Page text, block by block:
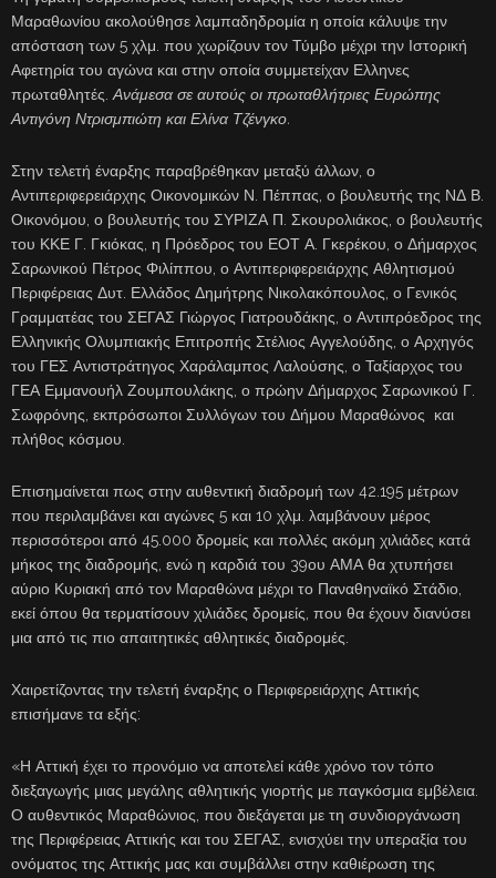
Μαραθωνίου ακολούθησε λαμπαδηδρομία η οποία κάλυψε την
απόσταση των 5 χλμ. που χωρίζουν τον Τύμβο μέχρι την Ιστορική
Αφετηρία του αγώνα και στην οποία συμμετείχαν Ελληνες
πρωταθλητές.Ανάμεσα σε αυτούς οι πρωταθλήτριες Ευρώπης
Αντιγόνη Ντρισμπιώτη και Ελίνα Τζένγκο.
Στην τελετή έναρξης παραβρέθηκαν μεταξύ άλλων, ο
Αντιπεριφερειάρχης Οικονομικών Ν. Πέππας, ο βουλευτής της ΝΔ Β.
Οικονόμου, ο βουλευτής του ΣΥΡΙΖΑ Π. Σκουρολιάκος, ο βουλευτής
του ΚΚΕ Γ. Γκιόκας, η Πρόεδρος του ΕΟΤ Α. Γκερέκου, ο Δήμαρχος
Σαρωνικού Πέτρος Φιλίππου, ο Αντιπεριφερειάρχης Αθλητισμού
Περιφέρειας Δυτ. Ελλάδος Δημήτρης Νικολακόπουλος, ο Γενικός
Γραμματέας του ΣΕΓΑΣ Γιώργος Γιατρουδάκης, ο Αντιπρόεδρος της
Ελληνικής Ολυμπιακής Επιτροπής Στέλιος Αγγελούδης, ο Αρχηγός
του ΓΕΣ Αντιστράτηγος Χαράλαμπος Λαλούσης, ο Ταξίαρχος του
ΓΕΑ Εμμανουήλ Ζουμπουλάκης, ο πρώην Δήμαρχος Σαρωνικού Γ.
Σωφρόνης, εκπρόσωποι Συλλόγων του Δήμου Μαραθώνος και
πλήθος κόσμου.
Επισημαίνεται πως στην αυθεντική διαδρομή των 42.195 μέτρων
που περιλαμβάνει και αγώνες 5 και 10 χλμ. λαμβάνουν μέρος
περισσότεροι από 45.000 δρομείς και πολλές ακόμη χιλιάδες κατά
μήκος της διαδρομής, ενώ η καρδιά του 39ου ΑΜΑ θα χτυπήσει
αύριο Κυριακή από τον Μαραθώνα μέχρι το Παναθηναϊκό Στάδιο,
εκεί όπου θα τερματίσουν χιλιάδες δρομείς, που θα έχουν διανύσει
μια από τις πιο απαιτητικές αθλητικές διαδρομές.
Χαιρετίζοντας την τελετή έναρξης ο Περιφερειάρχης Αττικής
επισήμανε τα εξής:
«Η Αττική έχει το προνόμιο να αποτελεί κάθε χρόνο τον τόπο
διεξαγωγής μιας μεγάλης αθλητικής γιορτής με παγκόσμια εμβέλεια.
Ο αυθεντικός Μαραθώνιος, που διεξάγεται με τη συνδιοργάνωση
της Περιφέρειας Αττικής και του ΣΕΓΑΣ, ενισχύει την υπεραξία του
ονόματος της Αττικής μας και συμβάλλει στην καθιέρωση της